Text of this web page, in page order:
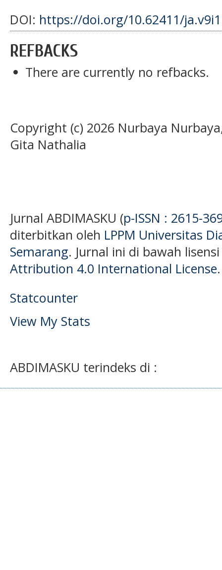
DOI: https://doi.org/10.62411/
REFBACKS
There are currently no refbacks.
Copyright (c) 2026 Nurbaya
Gita Nathalia
Jurnal ABDIMASKU (p-ISSN : 2615-
diterbitkan oleh LPPM Universitas
Semarang. Jurnal ini di bawah
Attribution 4.0 International License.
Statcounter
View My Stats
ABDIMASKU terindeks di :